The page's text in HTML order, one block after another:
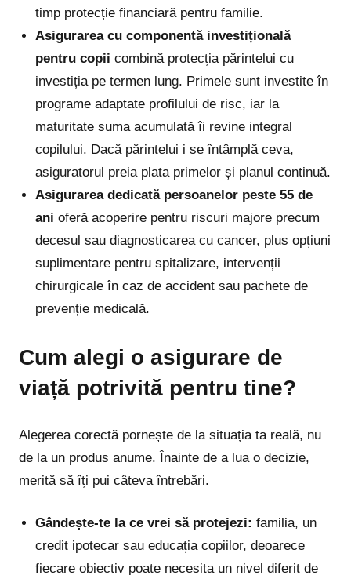
timp protecție financiară pentru familie.
Asigurarea cu componentă investițională
pentru copii combină protecția părintelui cu
investiția pe termen lung. Primele sunt investite în
programe adaptate profilului de risc, iar la
maturitate suma acumulată îi revine integral
copilului. Dacă părintelui i se întâmplă ceva,
asiguratorul preia plata primelor și planul continuă.
Asigurarea dedicată persoanelor peste 55 de
ani oferă acoperire pentru riscuri majore precum
decesul sau diagnosticarea cu cancer, plus opțiuni
suplimentare pentru spitalizare, intervenții
chirurgicale în caz de accident sau pachete de
prevenție medicală.
Cum alegi o asigurare de
viață potrivită pentru tine?
Alegerea corectă pornește de la situația ta reală, nu
de la un produs anume. Înainte de a lua o decizie,
merită să îți pui câteva întrebări.
Gândește-te la ce vrei să protejezi: familia, un
credit ipotecar sau educația copiilor, deoarece
fiecare obiectiv poate necesita un nivel diferit de